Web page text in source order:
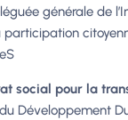
générale de
social pour la
Développement